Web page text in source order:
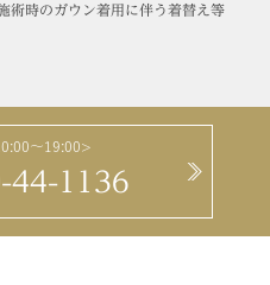
術時のガウン着用に伴う着替え等
～19:00>
44-1136